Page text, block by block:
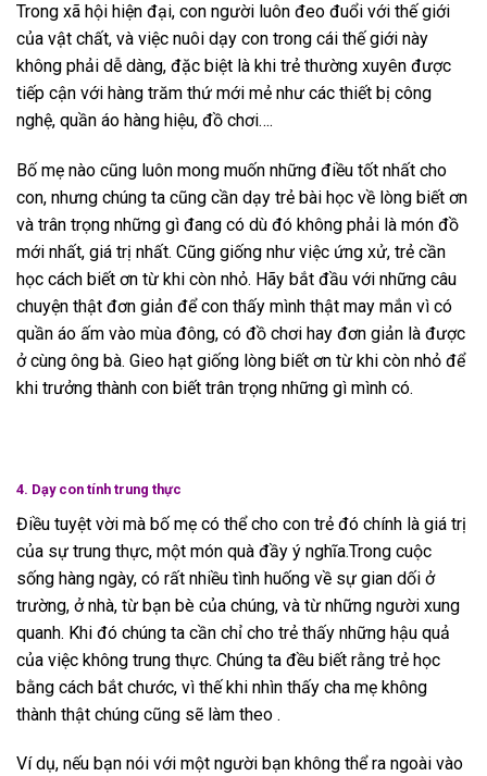
Trong xã hội hiện đại, con người luôn đeo đuổi với thế giới
của vật chất, và việc nuôi dạy con trong cái thế giới này
không phải dễ dàng, đặc biệt là khi trẻ thường xuyên được
tiếp cận với hàng trăm thứ mới mẻ như các thiết bị công
nghệ, quần áo hàng hiệu, đồ chơi….
Bố mẹ nào cũng luôn mong muốn những điều tốt nhất cho
con, nhưng chúng ta cũng cần dạy trẻ bài học về lòng biết ơn
và trân trọng những gì đang có dù đó không phải là món đồ
mới nhất, giá trị nhất. Cũng giống như việc ứng xử, trẻ cần
học cách biết ơn từ khi còn nhỏ. Hãy bắt đầu với những câu
chuyện thật đơn giản để con thấy mình thật may mắn vì có
quần áo ấm vào mùa đông, có đồ chơi hay đơn giản là được
ở cùng ông bà. Gieo hạt giống lòng biết ơn từ khi còn nhỏ để
khi trưởng thành con biết trân trọng những gì mình có.
4. Dạy con tính trung thực
Điều tuyệt vời mà bố mẹ có thể cho con trẻ đó chính là giá trị
của sự trung thực, một món quà đầy ý nghĩa.Trong cuộc
sống hàng ngày, có rất nhiều tình huống về sự gian dối ở
trường, ở nhà, từ bạn bè của chúng, và từ những người xung
quanh. Khi đó chúng ta cần chỉ cho trẻ thấy những hậu quả
của việc không trung thực. Chúng ta đều biết rằng trẻ học
bằng cách bắt chước, vì thế khi nhìn thấy cha mẹ không
thành thật chúng cũng sẽ làm theo .
Ví dụ, nếu bạn nói với một người bạn không thể ra ngoài vào